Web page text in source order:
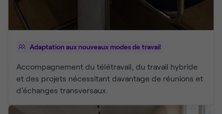
Adaptation aux nouveaux modes de travail
Accompagnement du télétravail, du travail hybride
et des projets nécessitant davantage de réunions et
d’échanges transversaux.